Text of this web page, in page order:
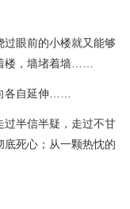
眼前的小楼就又能够
楼，墙堵着墙……
各自延伸……
过半信半疑，走过不甘
死心；从一颗热忱的